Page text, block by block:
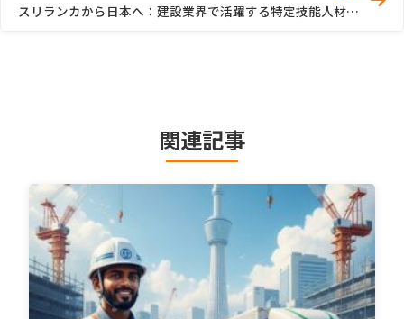
スリランカから日本へ：建設業界で活躍する特定技能人材の実態調査
関連記事